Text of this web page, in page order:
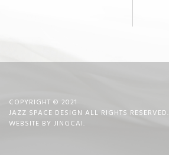
COPYRIGHT © 2021
JAZZ SPACE DESIGN ALL RIGHTS RESERVED.
WEBSITE BY JINGCAI.